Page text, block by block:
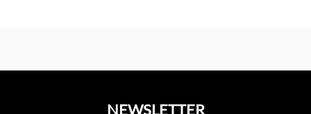
NEWSLETTER